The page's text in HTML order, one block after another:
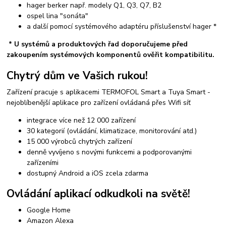
hager berker např. modely Q1, Q3, Q7, B2
ospel lina "sonáta"
a další pomocí systémového adaptéru příslušenství hager *
* U systémů a produktových řad doporučujeme před
zakoupením systémových komponentů ověřit kompatibilitu.
Chytrý dům ve Vašich rukou!
Zařízení pracuje s aplikacemi TERMOFOL Smart a Tuya Smart -
nejoblíbenější aplikace pro zařízení ovládaná přes Wifi síť
integrace více než 12 000 zařízení
30 kategorií (ovládání, klimatizace, monitorování atd.)
15 000 výrobců chytrých zařízení
denně vyvíjeno s novými funkcemi a podporovanými
zařízeními
dostupný Android a iOS zcela zdarma
Ovládání aplikací odkudkoli na světě!
Google Home
Amazon Alexa